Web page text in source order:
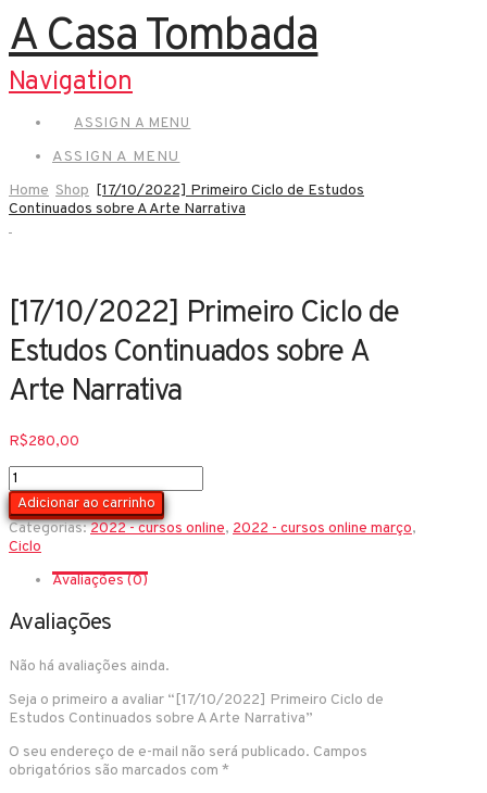
A Casa Tombada
Navigation
ASSIGN A MENU
ASSIGN A MENU
Home Shop [17/10/2022] Primeiro Ciclo de Estudos
Continuados sobre A Arte Narrativa
[17/10/2022] Primeiro Ciclo de
Estudos Continuados sobre A
Arte Narrativa
R$280,00
[17/10/2022]
Primeiro
Ciclo
de
Estudos
sobre
Arte
quantidade
Adicionar ao carrinho
Categorias:2022 - cursos online, 2022 - cursos online março,
Ciclo
Avaliações (0)
Avaliações
Não há avaliações ainda.
Seja o primeiro a avaliar “[17/10/2022] Primeiro Ciclo de
Estudos Continuados sobre A Arte Narrativa”
O seu endereço de e-mail não será publicado. Campos
obrigatórios são marcados com *